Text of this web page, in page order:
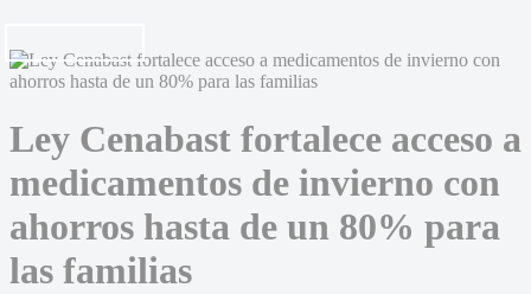
Ley Cenabast fortalece acceso a
medicamentos de invierno con
ahorros hasta de un 80% para
las familias